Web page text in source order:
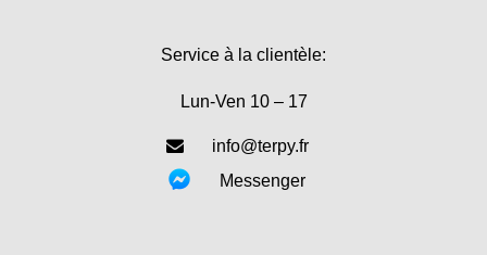
Service à la clientèle:
Lun-Ven 10 – 17
info@terpy.fr
Messenger